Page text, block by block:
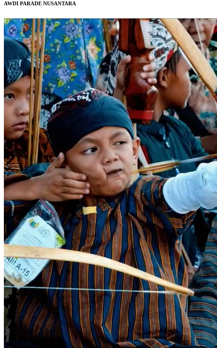
AWDI PARADE NUSANTARA